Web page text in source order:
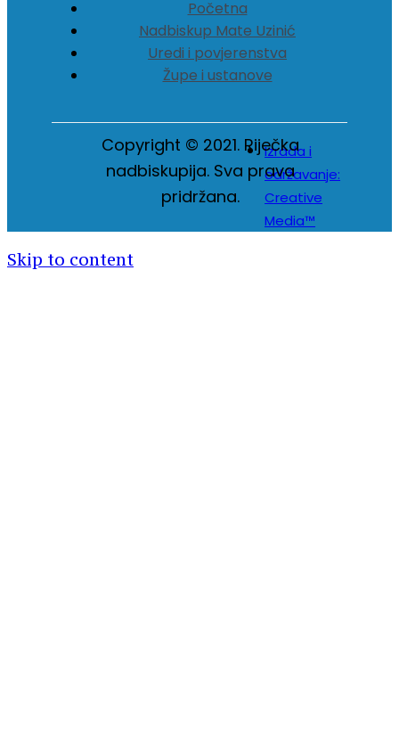
Početna
Nadbiskup Mate Uzinić
Uredi i povjerenstva
Župe i ustanove
Copyright © 2021. Riječka
nadbiskupija. Sva prava
pridržana.
Izrada i
održavanje:
Creative
Media™
Skip to content